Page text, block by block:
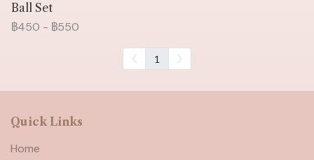
Ball Set
฿450 - ฿550
1
Quick Links
Home